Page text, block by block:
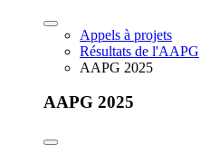
Appels à projets
Résultats de l'AAPG
AAPG 2025
AAPG 2025